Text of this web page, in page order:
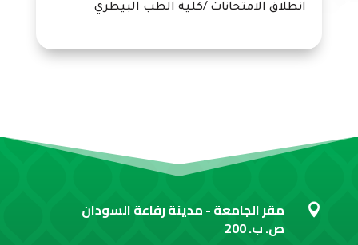
انطلاق الامتحانات /كلية الطب البيطري
 مقر الجامعة - مدينة رفاعة السودان
ص. ب. 200